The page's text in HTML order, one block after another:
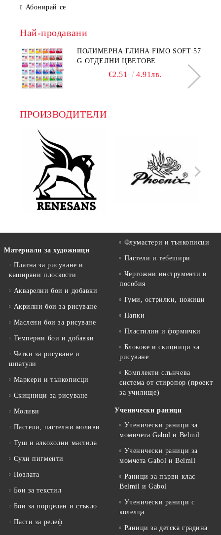
Абонирай се
Най-продавани
ПОЛИМЕРНА ГЛИНА FIMO SOFT 57
G ОТДЕЛНИ ЦВЕТОВЕ
€2.51 4.91лв.
ПРОИЗВОДИТЕЛИ
Материали за художници
Платна за рисуване и
каширани плоскости
Акварелни бои и добавки
Акрилни бои за рисуване
Маслени бои за рисуване
Темперни бои и добавки
Четки за рисуване и
шпатули
Маркери и тънкописци
Скицници за рисуване
Моливи
Пастели, пастелни моливи
Туш и алкохолни мастила
Сухи пигменти
Позлата
Бои за текстил
Бои за порцелан и стъкло
Пасти за релеф
Флумастери и тънкописци
Пастели и тебешири
Чертожни инструменти и
пособия
Гуми, острилки, ножици
Папки
Пластилин и формички
Блокове и скицници за
рисуване
Комплекти слънчева
система от стиропор (проект
за училище)
Ученически раници
Ученически раници за
момичета Gabol и Belmil
Ученически раници за
момчета Gabol и Belmil
Раници за първи клас
Belmil и Gabol
Ученически раници с
колелца
Раници за детска градина